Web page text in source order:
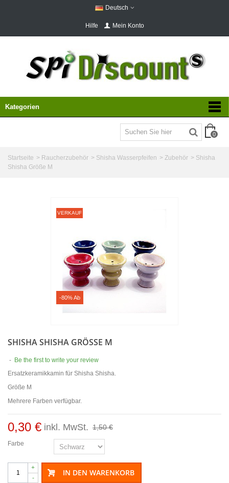
Deutsch
Hilfe Mein Konto
Kategorien
0
Startseite > Raucherzubehör > Shisha Wasserpfeifen > Zubehör > Shisha
Shisha Größe M
VERKAUF
-80% Ab
SHISHA SHISHA GRÖSSE M
- Be the first to write your review
Ersatzkeramikkamin für Shisha Shisha.
Größe M
Mehrere Farben verfügbar.
0,30 € inkl. MwSt. 1,50 €
Farbe
-
+ IN DEN WARENKORB